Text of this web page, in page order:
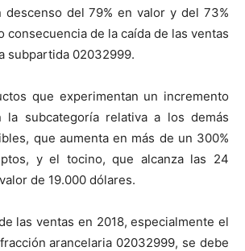
descenso del 79% en valor y del 73%
consecuencia de la caída de las ventas
subpartida 02032999.
que experimentan un incremento
la subcategoría relativa a los demás
que aumenta en más de un 300%
y el tocino, que alcanza las 24
de 19.000 dólares.
las ventas en 2018, especialmente el
arancelaria 02032999, se debe